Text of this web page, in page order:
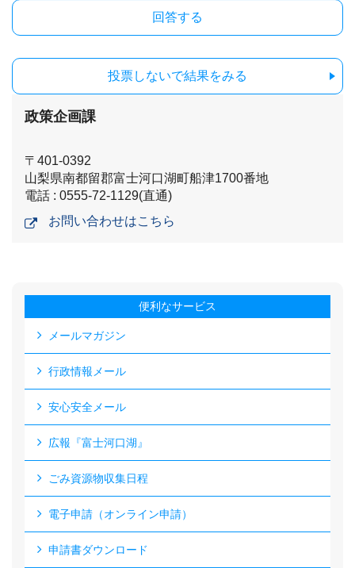
投票しないで結果をみる
政策企画課
〒401-0392
山梨県南都留郡富士河口湖町船津1700番地
電話 : 0555-72-1129(直通)
お問い合わせはこちら
便利なサービス
メールマガジン
行政情報メール
安心安全メール
広報『富士河口湖』
ごみ資源物収集日程
電子申請（オンライン申請）
申請書ダウンロード